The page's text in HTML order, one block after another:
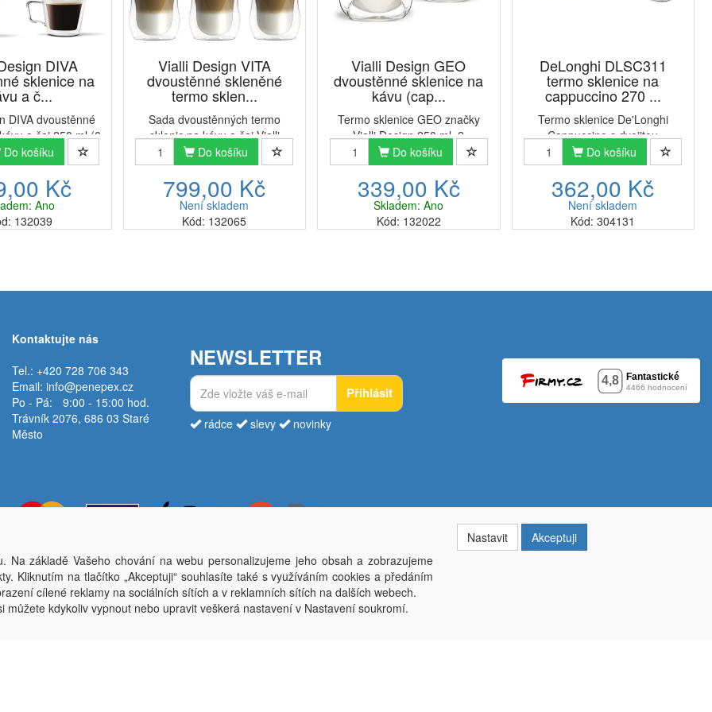
DIVA
sklenice na
a č...
DIVA dvoustěnné
a čaj 250 ml (6
Vialli Design
250 ml nesmí
žádnému
dobré kávy či čaje.
z kvalitníh...
Do košíku
Kč
Ano
132039
Vialli Design VITA
dvoustěnné skleněné
termo sklen...
Sada dvoustěnných termo
sklenic na kávu a čaj Vialli
Design VITA (6 ks)Připravte se
na příjemné posezení u kávy se
svými přáteli a rodinou. Termo
sklenice na kávu a čaj Vialli
Design VITA jsou pro to ...
Do košíku
799,00 Kč
Není skladem
Kód: 132065
Vialli Design GEO
dvoustěnné sklenice na
kávu (cap...
Termo sklenice GEO značky
Vialli Design 250 ml, 2
ksvyrobené z vysoce kvalitního
borosilikátového skla, jsou
spojením modernosti a pohodlí.
Sklenice se skvěle drží v ruce a
geometrický vzor jim dodává...
Do košíku
339,00 Kč
Skladem: Ano
Kód: 132022
DeLonghi DLSC311
termo sklenice na
cappuccino 270 ...
Termo sklenice De'Longhi
Cappuccino s dvojitou
stěnouTermo sklenice se
dodávají v sadě po dvou
kusech o objemu 270 ml. Tyto
sklenice jsou ideální na
cappuccino, kávu, čaj a téměř
jakýkoli nápoj, teplý...
Do košíku
362,00 Kč
Není skladem
Kód: 304131
Kontaktujte nás
Tel.: +420 728 706 343
Email: info@penepex.cz
Po - Pá:
9:00 - 15:00 hod.
Trávník 2076, 686 03 Staré
Město
NEWSLETTER
Přihlásit
rádce slevy novinky
Copyright © Penepex s.r.o. 2025, powered byABRA E-shop
IČO: 03220923; DIČ: CZ03220923; zápis do obchodního rejstříku dne 22. 7. 2014, krajský soud v Brně oddíl C, vložka 84002
Na základě Vašeho chování na webu personalizujeme jeho obsah a zobrazujeme
Kliknutím na tlačítko „Akceptuji“ souhlasíte také s využíváním cookies a předáním
cílené reklamy na sociálních sítích a v reklamních sítích na dalších webech.
můžete kdykoliv vypnout nebo upravit veškerá nastavení v Nastavení soukromí.
Nastavit Akceptuji